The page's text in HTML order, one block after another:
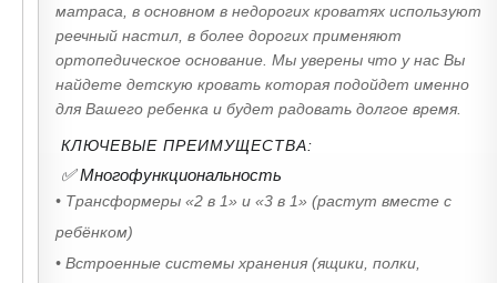
матраса, в основном в недорогих кроватях используют
реечный настил, в более дорогих применяют
ортопедическое основание. Мы уверены что у нас Вы
найдете детскую кровать которая подойдет именно
для Вашего ребенка и будет радовать долгое время.
КЛЮЧЕВЫЕ ПРЕИМУЩЕСТВА:
✅ Многофункциональность
• Трансформеры «2 в 1» и «3 в 1» (растут вместе с
ребёнком)
• Встроенные системы хранения (ящики, полки,